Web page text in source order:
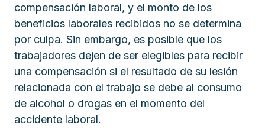
compensación laboral, y el monto de los
beneficios laborales recibidos no se determina
por culpa. Sin embargo, es posible que los
trabajadores dejen de ser elegibles para recibir
una compensación si el resultado de su lesión
relacionada con el trabajo se debe al consumo
de alcohol o drogas en el momento del
accidente laboral.